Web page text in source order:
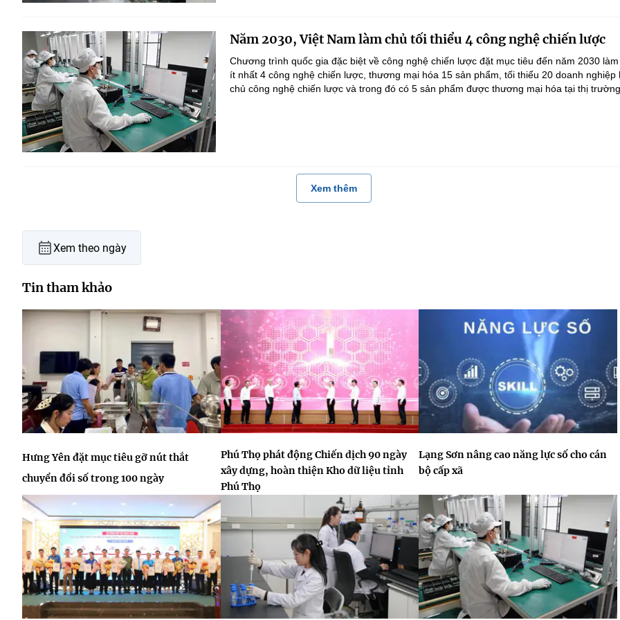
Năm 2030, Việt Nam làm chủ tối thiểu 4 công nghệ chiến lược
Chương trình quốc gia đặc biệt về công nghệ chiến lược đặt mục tiêu đến năm 2030 làm
ít nhất 4 công nghệ chiến lược, thương mại hóa 15 sản phẩm, tối thiểu 20 doanh nghiệp
chủ công nghệ chiến lược và trong đó có 5 sản phẩm được thương mại hóa tại thị
Xem thêm
Xem theo ngày
Tin tham khảo
Hưng Yên đặt mục tiêu gỡ nút thắt
chuyển đổi số trong 100 ngày
Phú Thọ phát động Chiến dịch 90 ngày
xây dựng, hoàn thiện Kho dữ liệu tỉnh
Phú Thọ
Lạng Sơn nâng cao năng lực số cho cán
bộ cấp xã